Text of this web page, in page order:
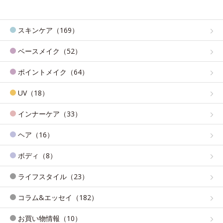
スキンケア（169）
ベースメイク（52）
ポイントメイク（64）
UV（18）
インナーケア（33）
ヘア（16）
ボディ（8）
ライフスタイル（23）
コラム&エッセイ（182）
お買い物情報（10）